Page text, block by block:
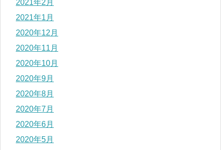
2021年2月
2021年1月
2020年12月
2020年11月
2020年10月
2020年9月
2020年8月
2020年7月
2020年6月
2020年5月